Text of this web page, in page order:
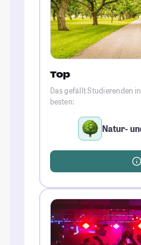
Top
Das gefällt Studierenden
besten:
Natur-